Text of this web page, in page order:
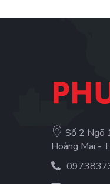
Số 2 Ngõ
Hoàng Mai -